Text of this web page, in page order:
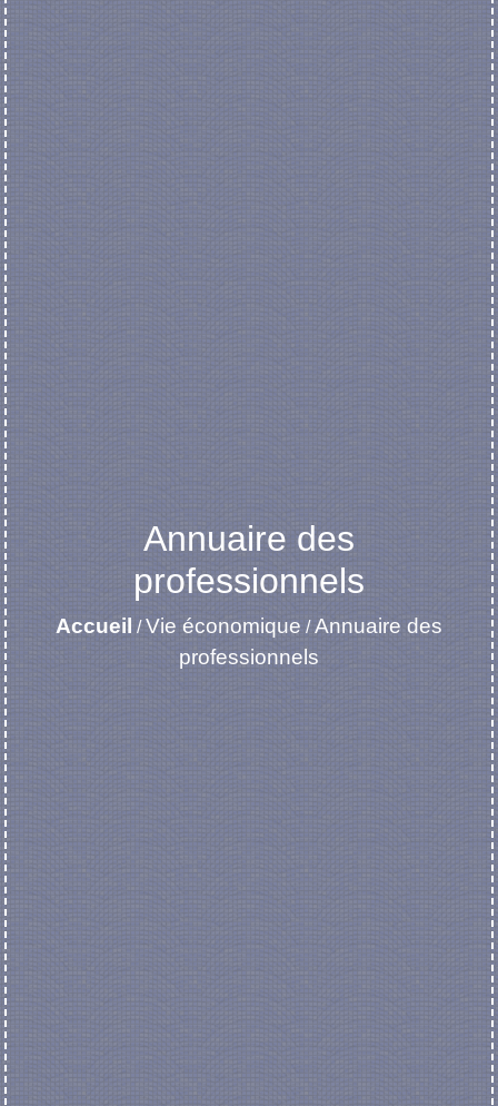
Annuaire des
professionnels
Accueil /Vie économique /Annuaire des
professionnels